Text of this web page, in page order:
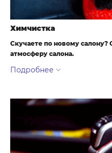
Химчистка
Скучаете по новому
атмосферу салона.
Глубокая, бережная,
мелочам, чистка всего салона
потоковых химчисток.
В работе используются
щётки разной жёсткости,
профессиональная и дорогая